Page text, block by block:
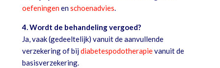
oefeningenenschoenadvies.
4. Wordt de behandeling vergoed?
Ja, vaak (gedeeltelijk) vanuit de aanvullende
verzekering of bijdiabetespodotherapievanuit de
basisverzekering.